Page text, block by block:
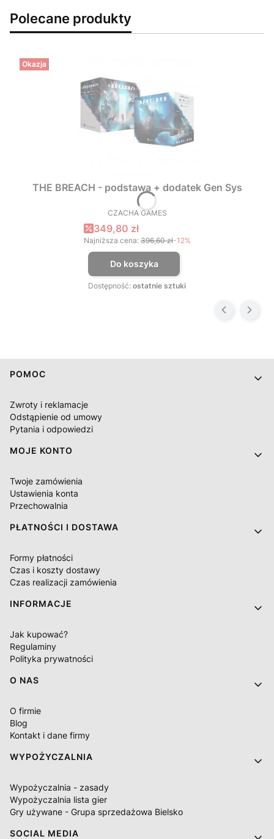
Polecane produkty
Okazja
THE BREACH - podstawa + dodatek Gen Sys
PRODUCENT
CZACHA GAMES
Cena promocyjna
349,80 zł
Najniższa cena: 396,60 zł-12%
Do koszyka
Dostępność: ostatnie sztuki
Linki w stopce
POMOC
Zwroty i reklamacje
Odstąpienie od umowy
Pytania i odpowiedzi
MOJE KONTO
Twoje zamówienia
Ustawienia konta
Przechowalnia
PŁATNOŚCI I DOSTAWA
Formy płatności
Czas i koszty dostawy
Czas realizacji zamówienia
INFORMACJE
Jak kupować?
Regulaminy
Polityka prywatności
O NAS
O firmie
Blog
Kontakt i dane firmy
WYPOŻYCZALNIA
Wypożyczalnia - zasady
Wypożyczalnia lista gier
Gry używane - Grupa sprzedażowa Bielsko
SOCIAL MEDIA